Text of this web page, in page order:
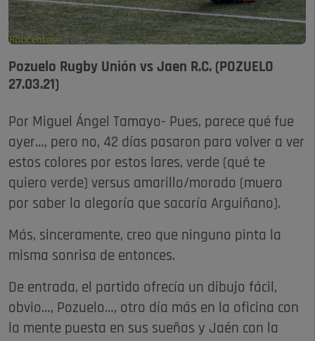
Pozuelo Rugby Unión vs Jaen R.C. (POZUELO
27.03.21)
Por Miguel Ángel Tamayo- Pues, parece qué fue
ayer…, pero no, 42 días pasaron para volver a ver
estos colores por estos lares, verde (qué te
quiero verde) versus amarillo/morado (muero
por saber la alegoría que sacaría Arguiñano).
Más, sinceramente, creo que ninguno pinta la
misma sonrisa de entonces.
De entrada, el partido ofrecía un dibujo fácil,
obvio…, Pozuelo…, otro día más en la oficina con
la mente puesta en sus sueños y Jaén con la